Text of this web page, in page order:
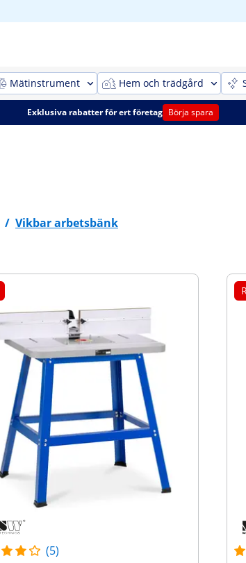
Mätinstrument Hem och trädgård
Exklusiva rabatter för ert företag Börja spara
/ Vikbar arbetsbänk
(5)